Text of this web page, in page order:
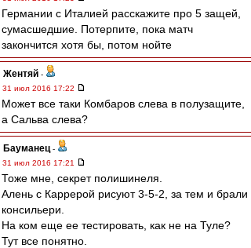
Германии с Италией расскажите про 5 защей,
сумасшедшие. Потерпите, пока матч
закончится хотя бы, потом нойте
Жентяй -
31 июл 2016 17:22
Может все таки Комбаров слева в полузащите,
а Сальва слева?
Бауманец -
31 июл 2016 17:21
Тоже мне, секрет полишинеля.
Алень с Каррерой рисуют 3-5-2, за тем и брали
консильери.
На ком еще ее тестировать, как не на Туле?
Тут все понятно.